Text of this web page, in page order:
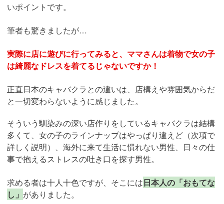
いポイントです。
筆者も驚きましたが…
実際に店に遊びに行ってみると、ママさんは着物で女の子
は綺麗なドレスを着てるじゃないですか！
正直日本のキャバクラとの違いは、店構えや雰囲気からだ
と一切変わらないように感じました。
そういう馴染みの深い店作りをしているキャバクラは結構
多くて、女の子のラインナップはやっぱり違えど（次項で
詳しく説明）、海外に来て生活に慣れない男性、日々の仕
事で抱えるストレスの吐き口を探す男性。
求める者は十人十色ですが、そこには日本人の「おもてな
し」 がありました。